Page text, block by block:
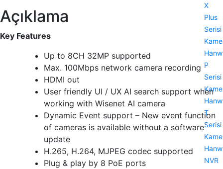
X
Plus
Serisi
P
Serisi
T
Serisi
NVR
Açıklama
Key Features
Up to 8CH 32MP supported
Max. 100Mbps network camera recording
HDMI out
User friendly UI / UX AI search support when
working with Wisenet AI camera
Dynamic Event support – New event function
of cameras is available without a software
update
H.265, H.264, MJPEG codec supported
Plug & play by 8 PoE ports